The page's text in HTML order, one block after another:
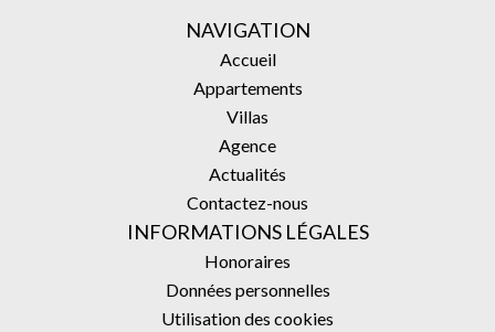
NAVIGATION
Accueil
Appartements
Villas
Agence
Actualités
Contactez-nous
INFORMATIONS LÉGALES
Honoraires
Données personnelles
Utilisation des cookies